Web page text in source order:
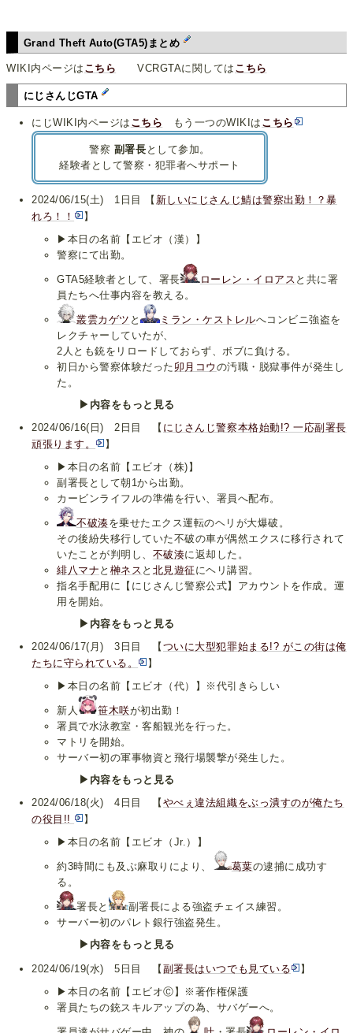
Grand Theft Auto(GTA5)まとめ
WIKI内ページは こちら VCRGTAに関しては こちら
にじさんじGTA
にじWIKI内ページは こちら もう一つのWIKIは こちら
警察 副署長 として参加。
経験者として警察・犯罪者へサポート
2024/06/15(土) 1日目 【 新しいにじさんじ鯖は警察出勤！？暴
れろ！！
】
▶本日の名前【エビオ（漢）】
警察にて出勤。
GTA5経験者として、署長 ローレン・イロアス と共に署
員たちへ仕事内容を教える。
叢雲カゲツ と ミラン・ケストレルへコンビニ強盗を
レクチャーしていたが、
2人とも銃をリロードしておらず、ボブに負ける。
初日から警察体験だった 卯月コウ の汚職・脱獄事件が発生し
た。
▶内容をもっと見る
2024/06/16(日) 2日目 【 にじさんじ警察本格始動!? 一応副署長
頑張ります。
】
▶本日の名前【エビオ（株)】
副署長として朝1から出勤。
カービンライフルの準備を行い、署員へ配布。
不破湊を乗せたエクス運転のヘリが大爆破。
その後紛失移行していた不破の車が偶然エクスに移行されて
いたことが判明し、 不破湊に返却した。
緋八マナ と 榊ネス と 北見遊征 にヘリ講習。
指名手配用に【にじさんじ警察公式】アカウントを作成。運
用を開始。
▶内容をもっと見る
2024/06/17(月) 3日目 【 ついに大型犯罪始まる!? がこの街は俺
たちに守られている。
】
▶本日の名前【エビオ（代）】※代引きらしい
新人 笹木咲が初出勤！
署員で水泳教室・客船観光を行った。
マトリを開始。
サーバー初の軍事物資と飛行場襲撃が発生した。
▶内容をもっと見る
2024/06/18(火) 4日目 【 やべぇ違法組織をぶっ潰すのが俺たち
の役目!!
】
▶本日の名前【エビオ（Jr.）】
約3時間にも及ぶ麻取りにより、 葛葉の逮捕に成功す
る。
署長と
副署長による強盗チェイス練習。
サーバー初のパレト銀行強盗発生。
▶内容をもっと見る
2024/06/19(水) 5日目 【副署長はいつでも見ている
】
▶本日の名前【エビオⒸ】※著作権保護
署員たちの銃スキルアップの為、サバゲーへ。